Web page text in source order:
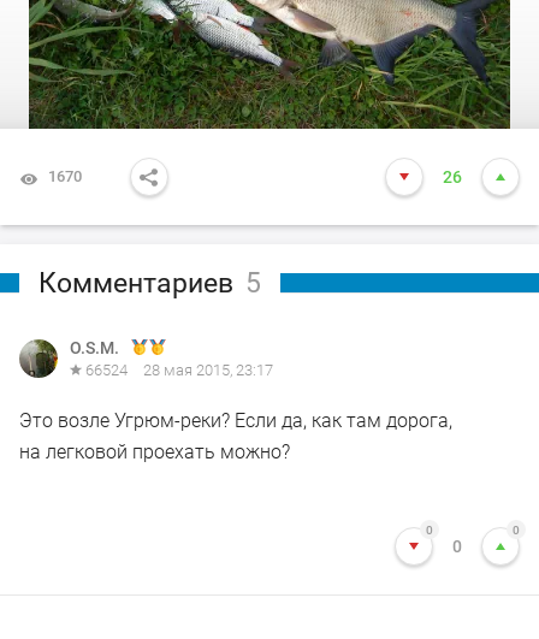
1670 26
Комментариев 5
O.S.M.
66524 28 мая 2015, 23:17
Это возле Угрюм-реки? Если да, как там дорога,
на легковой проехать можно?
0
0
0